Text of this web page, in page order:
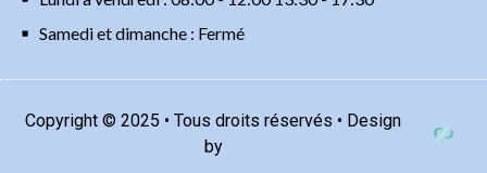
Samedi et dimanche : Fermé
Copyright © 2025 • Tous droits réservés • Design
by